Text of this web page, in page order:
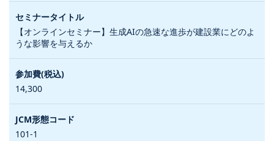
【オンラインセミナー】生成AIの急速な進歩が建設業にどのよ
うな影響を与えるか
14,300
101-1